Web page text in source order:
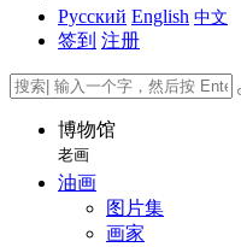
Русский English 中文
签到 注册
博物馆
老画
油画
图片集
画家